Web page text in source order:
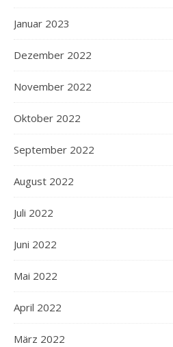
Januar 2023
Dezember 2022
November 2022
Oktober 2022
September 2022
August 2022
Juli 2022
Juni 2022
Mai 2022
April 2022
März 2022